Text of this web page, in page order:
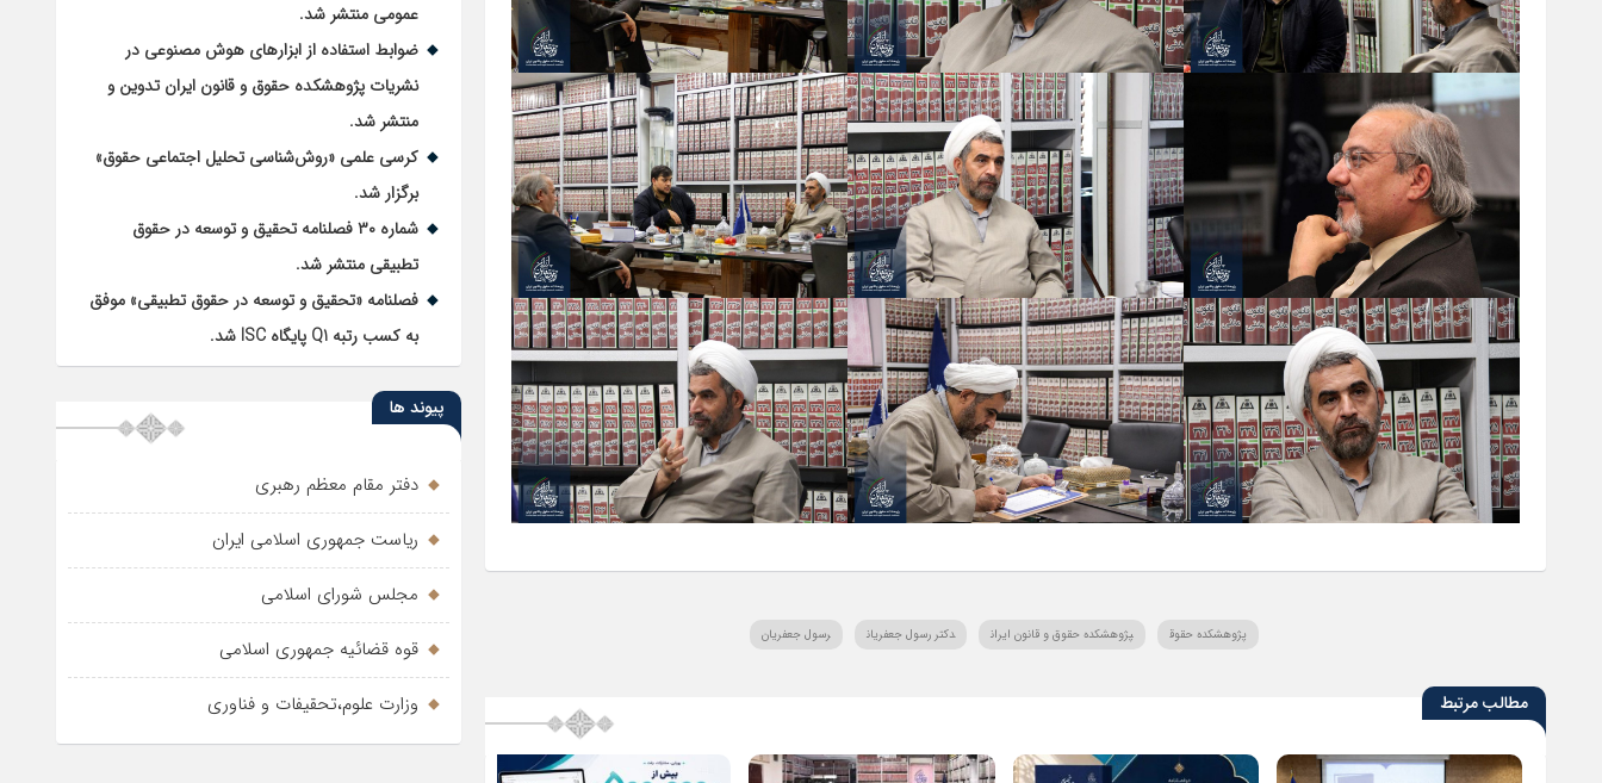
پژوهشکده حقوق پژوهشکده حقوق و قانون ایران دکتر رسول جعفریان رسول جعفریان
مطالب مرتبط
عمومی منتشر شد.
ضوابط استفاده از ابزارهای هوش مصنوعی در
نشریات پژوهشکده حقوق و قانون ایران تدوین و
منتشر شد.
کرسی علمی «روش‌شناسی تحلیل اجتماعی حقوق»
برگزار شد.
شماره ۳۰ فصلنامه تحقیق و توسعه در حقوق
تطبیقی منتشر شد.
فصلنامه «تحقیق و توسعه در حقوق تطبیقی» موفق
به کسب رتبه Q1 پایگاه ISC شد.
پیوند ها
دفتر مقام معظم رهبری
ریاست جمهوری اسلامی ایران
مجلس شورای اسلامی
قوه قضائیه جمهوری اسلامی
وزارت علوم،تحقیفات و فناوری